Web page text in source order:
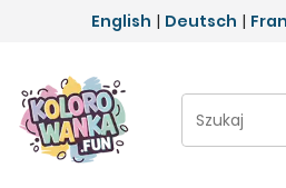
Przejdź do treści
English | Deutsch |
Szukaj: